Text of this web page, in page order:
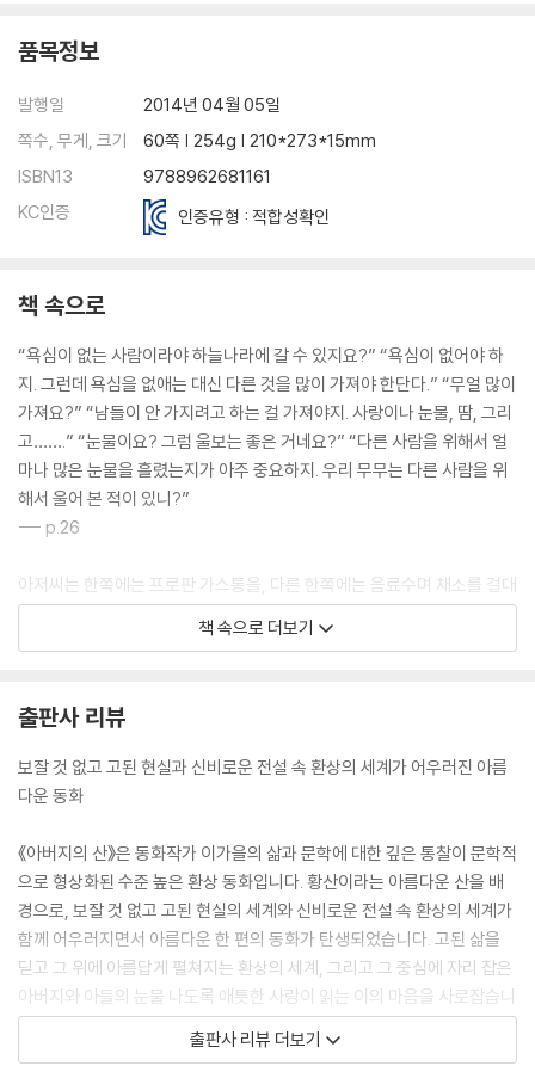
품목정보
발행일
2014년 04월 05일
쪽수, 무게, 크기
60쪽 | 254g | 210*273*15mm
ISBN13
9788962681161
KC인증
인증유형 : 적합성확인
책 속으로
“욕심이 없는 사람이라야 하늘나라에 갈 수 있지요?” “욕심이 없어야 하
지. 그런데 욕심을 없애는 대신 다른 것을 많이 가져야 한단다.” “무얼 많이
가져요?” “남들이 안 가지려고 하는 걸 가져야지. 사랑이나 눈물, 땀, 그리
고…….” “눈물이요? 그럼 울보는 좋은 거네요?” “다른 사람을 위해서 얼
마나 많은 눈물을 흘렸는지가 아주 중요하지. 우리 무무는 다른 사람을 위
해서 울어 본 적이 있니?”
--- p.26
아저씨는 한쪽에는 프로판 가스통을, 다른 한쪽에는 음료수며 채소를 걸대
가 휘도록 무겁게 지고 있다. 무거워 휘청거리는 몸을 잘 유지하며 한 발 한
발 조심조심 걸어 올라간다. 아저씨가 걸음을 옮길 때마다 매달린 짐이 박
무게가 내 가슴을 눌러 답답하게 했다. --- p.44
나는 그 사람이 누군지 보려고 눈을 가늘게 모았다. 눈을 가늘게 모을수록
색 운동화를 신은 그 사람은 나무와 바위와 구름에 싸 안겨 훠이훠이 걸어
가고 있었다. 그 사람이 갑자기 뒤로 돌더니 손을 들어 훠이훠이 저었다. 그
것은 “무무야, 아버지 산에 갔다 올게!” 하며 아침마다 내게 보내던 아버지
의 손 신호였다. “아버지이!” 나는 목청껏 소리쳐 아버지를 불렀다.
--- p.54
책 속으로 더보기
출판사 리뷰
보잘 것 없고 고된 현실과 신비로운 전설 속 환상의 세계가 어우러진 아름
다운 동화
《아버지의 산》은 동화작가 이가을의 삶과 문학에 대한 깊은 통찰이 문학적
으로 형상화된 수준 높은 환상 동화입니다. 황산이라는 아름다운 산을 배
경으로, 보잘 것 없고 고된 현실의 세계와 신비로운 전설 속 환상의 세계가
함께 어우러지면서 아름다운 한 편의 동화가 탄생되었습니다. 고된 삶을
딛고 그 위에 아름답게 펼쳐지는 환상의 세계, 그리고 그 중심에 자리 잡은
아버지와 아들의 눈물 나도록 애틋한 사랑이 읽는 이의 마음을 사로잡습니
다.
출판사 리뷰 더보기